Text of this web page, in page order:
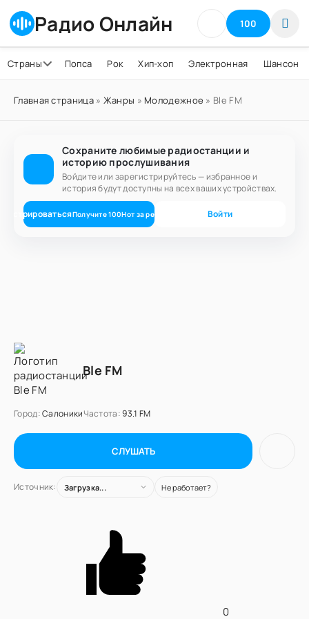
Радио Онлайн 100
Страны Попса Рок Хип-хоп Электронная Шансон
Главная страница» Жанры » Молодежное » Ble FM
Сохраните любимые радиостанции и
историю прослушивания
Войдите или зарегистрируйтесь — избранное и
история будут доступны на всех ваших устройствах.
Получите100Нот за регистрацию Войти
Ble FM
Город:СалоникиЧастота:93.1 FM
СЛУШАТЬ
Источник: Загрузка... Не работает?
0